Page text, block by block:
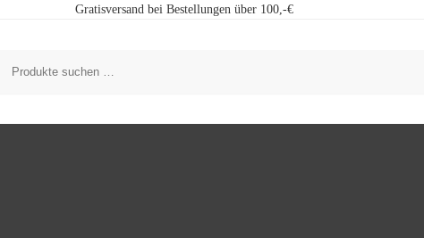
Gratisversand bei Bestellungen über 100,-€